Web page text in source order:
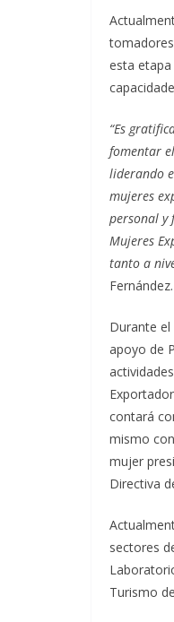
esta
“Es
fomentar
liderando
mujeres
personal y
Mujeres
tanto a
Fernández.
Durante
apoyo de
contará
mismo
mujer
Directiva
sectores
Turismo